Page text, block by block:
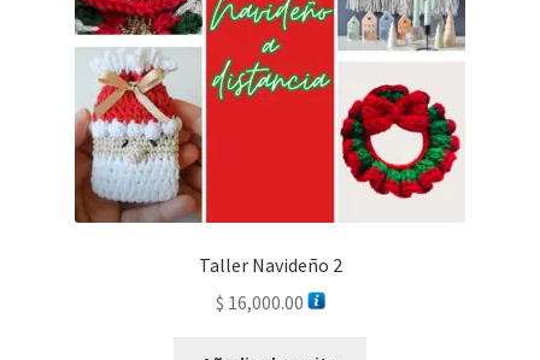
Taller Navideño 2
$ 16,000.00